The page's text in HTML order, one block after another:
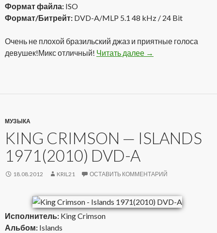
Формат файла: ISO
Формат/Битрейт: DVD-A/MLP 5.1 48 kHz / 24 Bit
Очень не плохой бразильский джаз и приятные голоса
девушек!Микс отличный! Читать далее Rosanna & Zelia –
→
МУЗЫКА
KING CRIMSON — ISLANDS
1971(2010) DVD-A
18.08.2012 KRIL21 ОСТАВИТЬ КОММЕНТАРИЙ
Исполнитель: King Crimson
Альбом: Islands